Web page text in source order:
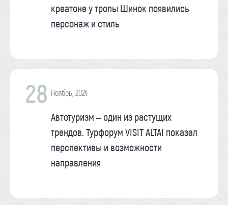
креатоне у тропы Шинок появились
персонаж и стиль
28 Ноябрь, 2024
Автотуризм – один из растущих
трендов. Турфорум VISIT ALTAI показал
перспективы и возможности
направления